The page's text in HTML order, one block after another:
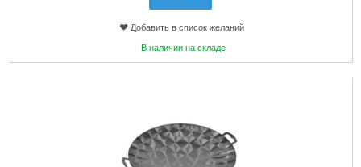
Добавить в список желаний
В наличии на складе